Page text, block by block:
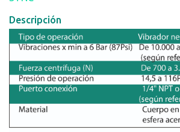
Descripción